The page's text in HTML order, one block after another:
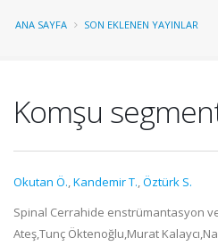
ANA SAYFA SON EKLENEN YAYINLAR
Komşu
Okutan Ö.,Kandemir T.,Öztürk S.
Spinal Cerrahide enstrümantasyon
Ateş,Tunç Öktenoğlu,Murat